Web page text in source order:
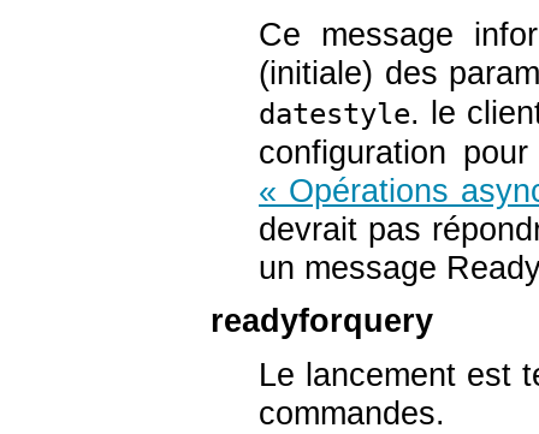
Ce message
(initiale) des
datestyle. le
configuration
« Opérations
devrait pas
un message
readyforquery
Le lancement est
commandes.